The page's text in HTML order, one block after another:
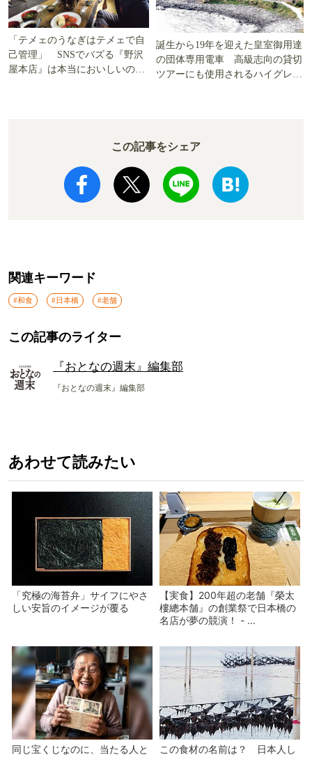
「テメェのうなぎはテメェで自
己管理」 SNSでバズる『野沢
屋本店』は本当においしいの
誕生から19年を迎えた皇室御用達
の団体専用電車 高級志向の貸切
ツアーにも使用されるハイグレー
この記事をシェア
関連キーワード
#和食 #日本橋 #老舗
この記事のライター
『おとなの週末』編集部
『おとなの週末』編集部
あわせて読みたい
「究極の海苔弁」サイフにやさ
しい安旨のイメージが覆る
【実食】200年超の老舗『榮太
樓總本舗』の創業祭で日本橋の
名店が夢の競演！ - ...
同じ宝くじなのに、当たる人と
この食材の名前は？ 日本人し